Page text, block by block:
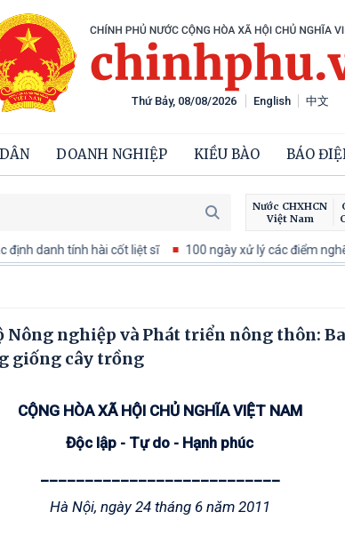
English 中文
DOANH NGHIỆP KIỀU BÀO BÁO
Thứ Bảy, 08/08/2026
Nước CHXHCN
Việt Nam
danh tính hài cốt liệt sĩ 100 ngày xử lý các điểm nghẽn về
Nông nghiệp và Phát triển nông thôn:
giống cây trồng
CỘNG HÒA XÃ HỘI CHỦ NGHĨA VIỆT NAM
Độc lập - Tự do - Hạnh phúc
___________________________
Hà Nội, ngày 24 tháng 6 năm 2011